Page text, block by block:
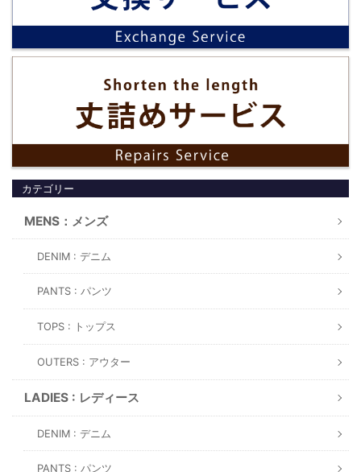
カテゴリー
MENS：メンズ
DENIM : デニム
PANTS : パンツ
TOPS : トップス
OUTERS : アウター
LADIES : レディース
DENIM : デニム
PANTS : パンツ